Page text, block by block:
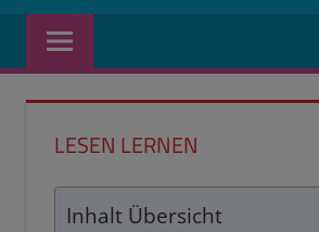
LESEN LERNEN
Inhalt Übersicht